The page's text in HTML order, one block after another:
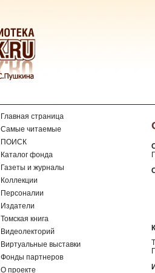
Главная страница
Самые читаемые
ПОИСК
Каталог фонда
Газеты и журналы
Коллекции
Персоналии
Издатели
Томская книга
Видеолекторий
Виртуальные выставки
Фонды партнеров
О проекте